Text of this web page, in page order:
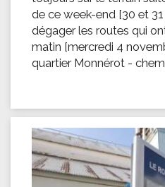
de ce week-end [30 et
dégager les routes qui
matin [mercredi 4
quartier Monnérot -